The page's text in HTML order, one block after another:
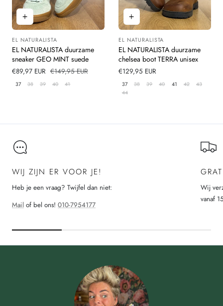
Leverancier:
EL NATURALISTA
EL NATURALISTA duurzame
sneaker GEO MINT suede
Verkoopprijs
€89,97 EUR Normale
prijs
€149,95 EUR
37 38 39 40 41
Leverancier:
EL NATURALISTA
EL NATURALISTA duurzame
chelsea boot TERRA unisex
Normale
prijs
€129,95 EUR
37 38 39 40 41 42
43
44
WIJ ZIJN ER VOOR JE!
Heb je een vraag? Twijfel dan niet:
Mail of bel ons! 010-7954177
Wij
vanaf